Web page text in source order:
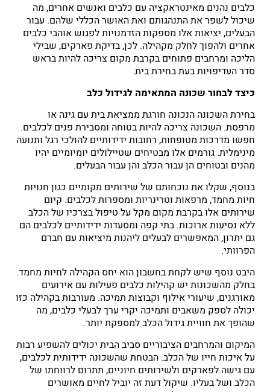
כלבים נהנים מאינטראקציה עם כלבים ואנשים אחרים, מה
שיכול לשפר את התנהגותם ואת האושר הכללי שלהם. עבור
הבעלים, יציאות אלו מספקות הזדמנויות לפגוש אוהבי כלבים
אחרים ולהפוך לחלק מקהילה. לכן, בדיקת פארקים, שבילי
הליכה ומרחבים פתוחים בקרבת מקום צריכה להיות בראש
סדר העדיפויות בעת בחירת בית.
כיצד לבחור שכונה המתאימה לגידול כלב
בחירת השכונה הנכונה חורגת ממציאת בית עם גינה או
מרפסת. השכונה צריכה להיות בטוחה ומסבירת פנים לכלבים.
חפשו מדרכות מטופחות, רחובות ידידותיים להולכי רגל ותנועה
מינימלית. גורמים אלו מבטיחים שטיילולים יומיומיים יהיו
מהנים ובטוחים הן עבור הכלב והן עבור הבעלים.
בנוסף, שקלו את נוכחותם של שירותים מקומיים כגון חנויות
חיות מחמד, מרפאות וטרינריות ומספרות לכלבים. קיום
שירותים אלו בקרבת מקום מקל על טיפול בצרכיו של הכלב
ללא נסיעות ארוכות. בתי קפה ומסעדות ידידותיים לכלבים הם
גם יתרון, המאפשרים לבעלים ליהנות מיציאות עם חברם
הפרוותי.
היבט נוסף שיש לקחת בחשבון הוא יחס הקהילה לחיות מחמד.
בחלק מהשכונות יש קהילות כלבים פעילות עם אירועים
מאורגנים, שיעורי אילוף וקבוצות תמיכה. מעורבות בקהילה כזו
יכולה לספק משאבים ותמיכה יקרי ערך לבעלי כלבים, מה
שהופך את חוויית גידול הכלב למספקת יותר.
המיקום והמרחבים הציבוריים סביב הבית יכולים להשפיע רבות
על איכות חייו של הכלב. הבטחת שהשכונה ידידותית לכלבים,
עם גישה לפארקים ולשירותים חיוניים, תתרום לרווחתו של
הכלב ושל בעליו. שיקול דעת זה יוביל לחיים מאושרים